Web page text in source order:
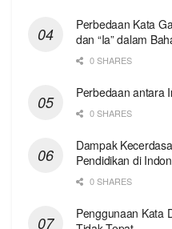
Perbedaan Kata
dan “Ia” dalam
0 SHARES
Perbedaan antara
0 SHARES
Dampak
Pendidikan di
0 SHARES
Penggunaan Kata